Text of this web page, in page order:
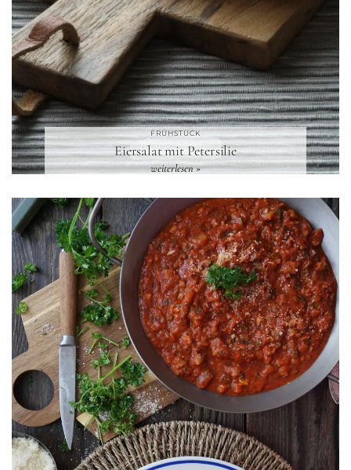
FRÜHSTÜCK
Eiersalat mit Petersilie
weiterlesen »